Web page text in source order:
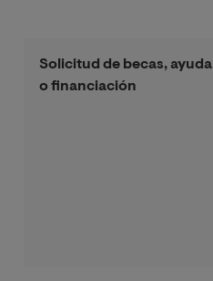
Solicitud de becas, ayuda
o financiación